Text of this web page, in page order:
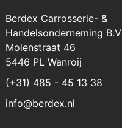
Berdex Carrosserie- &
Handelsonderneming B.V
Molenstraat 46
5446 PL Wanroij
(+31) 485 - 45 13 38
info@berdex.nl